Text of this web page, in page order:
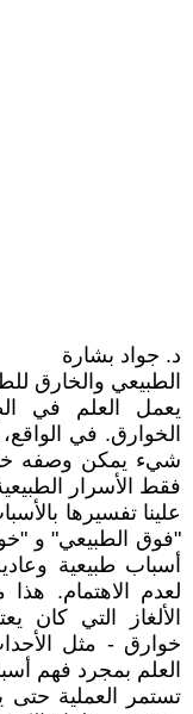
د. جواد بشارة
الطبيعي والخارق
يعمل العلم في
الخوارق. في
شيء يمكن وصفه
فقط الأسرار
علينا تفسيرها
"فوق الطبيعي" و
أسباب طبيعية
لعدم الاهتمام.
الألغاز التي كان
خوارق - مثل
العلم بمجرد فهم
تستمر العملية حتى